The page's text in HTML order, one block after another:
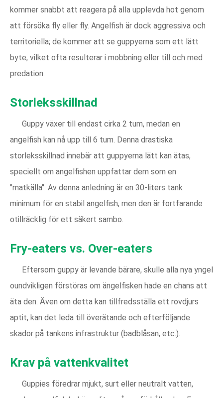
kommer snabbt att reagera på alla upplevda hot genom
att försöka fly eller fly. Angelfish är dock aggressiva och
territoriella; de kommer att se guppyerna som ett lätt
byte, vilket ofta resulterar i mobbning eller till och med
predation.
Storleksskillnad
Guppy växer till endast cirka 2 tum, medan en
angelfish kan nå upp till 6 tum. Denna drastiska
storleksskillnad innebär att guppyerna lätt kan ätas,
speciellt om angelfishen uppfattar dem som en
"matkälla". Av denna anledning är en 30-liters tank
minimum för en stabil angelfish, men den är fortfarande
otillräcklig för ett säkert sambo.
Fry-eaters vs. Over-eaters
Eftersom guppy är levande bärare, skulle alla nya yngel
oundvikligen förstöras om ängelfisken hade en chans att
äta den. Även om detta kan tillfredsställa ett rovdjurs
aptit, kan det leda till överätande och efterföljande
skador på tankens infrastruktur (badblåsan, etc.).
Krav på vattenkvalitet
Guppies föredrar mjukt, surt eller neutralt vatten,